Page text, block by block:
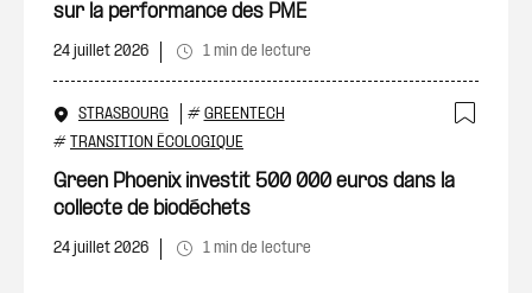
sur la performance des PME
24 juillet 2026 1 min de lecture
STRASBOURG # GREENTECH
# TRANSITION ÉCOLOGIQUE
Green Phoenix investit 500 000 euros dans la
collecte de biodéchets
24 juillet 2026 1 min de lecture